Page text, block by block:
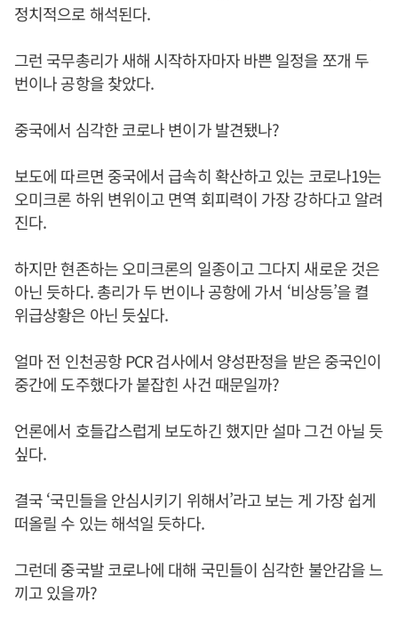
정치적으로 해석된다.
그런 국무총리가 새해 시작하자마자 바쁜 일정을 쪼개 두
번이나 공항을 찾았다.
중국에서 심각한 코로나 변이가 발견됐나?
보도에 따르면 중국에서 급속히 확산하고 있는 코로나19는
오미크론 하위 변위이고 면역 회피력이 가장 강하다고 알려
진다.
하지만 현존하는 오미크론의 일종이고 그다지 새로운 것은
아닌 듯하다. 총리가 두 번이나 공항에 가서 ‘비상등’을 켤
위급상황은 아닌 듯싶다.
얼마 전 인천공항 PCR 검사에서 양성판정을 받은 중국인이
중간에 도주했다가 붙잡힌 사건 때문일까?
언론에서 호들갑스럽게 보도하긴 했지만 설마 그건 아닐 듯
싶다.
결국 ‘국민들을 안심시키기 위해서’라고 보는 게 가장 쉽게
떠올릴 수 있는 해석일 듯하다.
그런데 중국발 코로나에 대해 국민들이 심각한 불안감을 느
끼고 있을까?